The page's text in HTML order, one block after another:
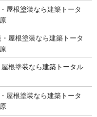
屋根塗装なら建築トータ
屋根塗装なら建築トータ
根塗装なら建築トータル
屋根塗装なら建築トータ